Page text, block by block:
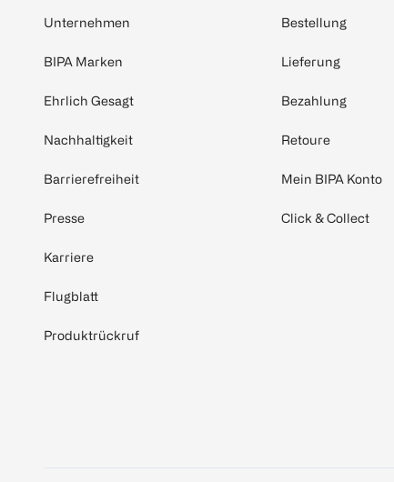
Unternehmen
BIPA Marken
Ehrlich Gesagt
Nachhaltigkeit
Barrierefreiheit
Presse
Karriere
Flugblatt
Produktrückruf
Bestellung
Lieferung
Bezahlung
Retoure
Mein BIPA Konto
Click & Collect